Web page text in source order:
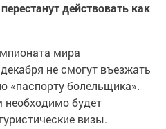
действовать как
мира
не смогут въезжать
«паспорту болельщика».
будет
визы.